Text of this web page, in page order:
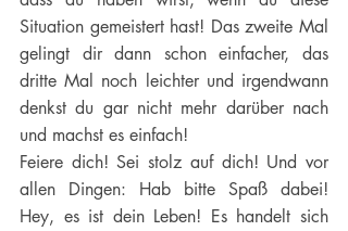
Situation gemeistert hast! Das zweite Mal
gelingt dir dann schon einfacher, das
dritte Mal noch leichter und irgendwann
denkst du gar nicht mehr darüber nach
und machst es einfach!
Feiere dich! Sei stolz auf dich! Und vor
allen Dingen: Hab bitte Spaß dabei!
Hey, es ist dein Leben! Es handelt sich